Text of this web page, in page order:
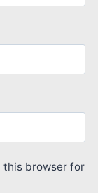
this browser for